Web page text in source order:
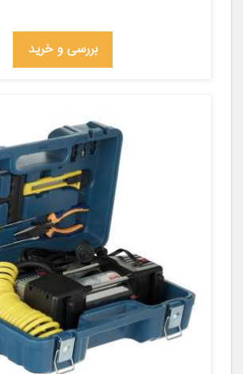
بررسی و خرید